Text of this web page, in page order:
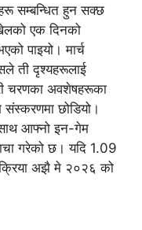
सम्बन्धित हुन सक्छ
एक दिनको
पाइयो। मार्च
ती दृश्यहरूलाई
चरणका अवशेषहरूका
छोडियो।
साथ आफ्नो इन-गेम
गरेको छ। यदि 1.09
अझै मे २०२६ को